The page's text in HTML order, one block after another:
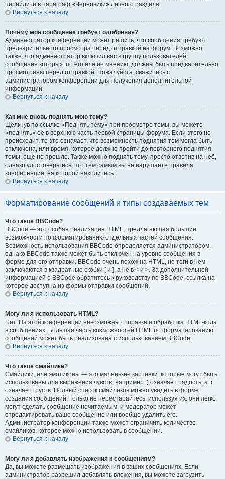
перейдите в параграф «Черновики» личного раздела.
Вернуться к началу
Почему моё сообщение требует одобрения?
Администратор конференции может решить, что сообщения требуют
предварительного просмотра перед отправкой на форум. Возможно
также, что администратор включил вас в группу пользователей,
сообщения которых, по его или её мнению, должны быть предварительно
просмотрены перед отправкой. Пожалуйста, свяжитесь с
администратором конференции для получения дополнительной
информации.
Вернуться к началу
Как мне вновь поднять мою тему?
Щёлкнув по ссылке «Поднять тему» при просмотре темы, вы можете
«поднять» её в верхнюю часть первой страницы форума. Если этого не
происходит, то это означает, что возможность поднятия тем могла быть
отключена, или время, которое должно пройти до повторного поднятия
темы, ещё не прошло. Также можно поднять тему, просто ответив на неё,
однако удостоверьтесь, что тем самым вы не нарушаете правила
конференции, на которой находитесь.
Вернуться к началу
Форматирование сообщений и типы создаваемых тем
Что такое BBCode?
BBCode — это особая реализация HTML, предлагающая большие
возможности по форматированию отдельных частей сообщения.
Возможность использования BBCode определяется администратором,
однако BBCode также может быть отключён на уровне сообщения в
форме для его отправки. BBCode очень похож на HTML, но теги в нём
заключаются в квадратные скобки [ и ], а не в < и >. За дополнительной
информацией о BBCode обратитесь к руководству по BBCode, ссылка на
которое доступна из формы отправки сообщений.
Вернуться к началу
Могу ли я использовать HTML?
Нет. На этой конференции невозможны отправка и обработка HTML-кода
в сообщениях. Большая часть возможностей HTML по форматированию
сообщений может быть реализована с использованием BBCode.
Вернуться к началу
Что такое смайлики?
Смайлики, или эмотиконы — это маленькие картинки, которые могут быть
использованы для выражения чувств, например :) означает радость, а :(
означает грусть. Полный список смайликов можно увидеть в форме
создания сообщений. Только не перестарайтесь, используя их: они легко
могут сделать сообщение нечитаемым, и модератор может
отредактировать ваше сообщение или вообще удалить его.
Администратор конференции также может ограничить количество
смайликов, которое можно использовать в сообщении.
Вернуться к началу
Могу ли я добавлять изображения к сообщениям?
Да, вы можете размещать изображения в ваших сообщениях. Если
администратор разрешил добавлять вложения, вы можете загрузить